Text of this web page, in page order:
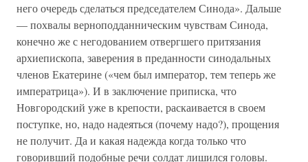
него очередь сделаться председателем Синода». Дальше
— похвалы верноподданническим чувствам Синода,
конечно же с негодованием отвергшего притязания
архиепископа, заверения в преданности синодальных
членов Екатерине («чем был император, тем теперь же
императрица»). И в заключение приписка, что
Новгородский уже в крепости, раскаивается в своем
поступке, но, надо надеяться (почему надо?), прощения
не получит. Да и какая надежда когда только что
говоривший подобные речи солдат лишился головы.